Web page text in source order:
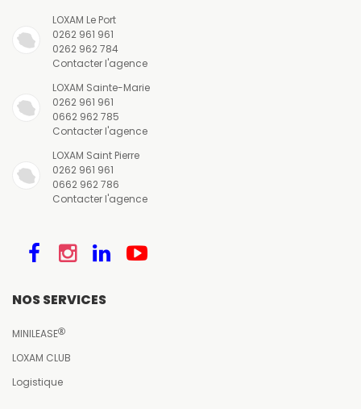
LOXAM Le Port
0262 961 961
0262 962 784
Contacter l'agence
LOXAM Sainte-Marie
0262 961 961
0662 962 785
Contacter l'agence
LOXAM Saint Pierre
0262 961 961
0662 962 786
Contacter l'agence
NOS SERVICES
MINILEASE
LOXAM CLUB
Logistique